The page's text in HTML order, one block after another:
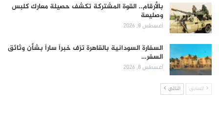
بالأرقام.. القوة المشتركة تكشف حصيلة معارك كلبس
وصليعة
أغسطس 8, 2026
السفارة السودانية بالقاهرة تزف خبراً ساراً بشأن وثائق
السفر…
أغسطس 8, 2026
السابق التالي